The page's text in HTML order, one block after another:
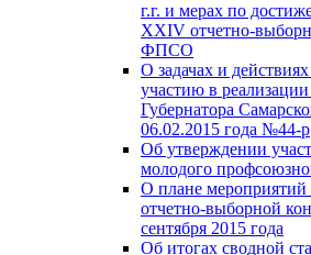
г.г. и мерах по
XXIV отчетно-
ФПСО
О задачах и
участию в
Губернатора
06.02.2015 года №44-р
Об утверждении
молодого
О плане
отчетно-выборной
сентября 2015 года
Об итогах сводной